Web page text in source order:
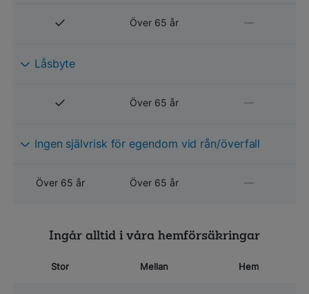
Över 65 år
Låsbyte
Över 65 år
Ingen självrisk för egendom vid rån/överfall
Över 65 år Över 65 år
Ingår alltid i våra hemförsäkringar
Stor Mellan Hem